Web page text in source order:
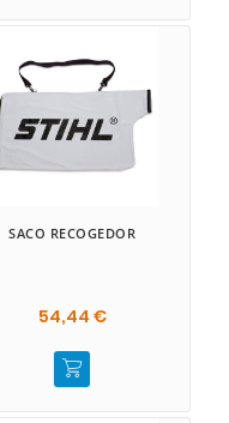
SACO RECOGEDOR
54,44 €